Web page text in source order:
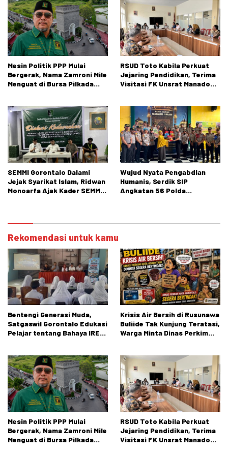
Mesin Politik PPP Mulai
Bergerak, Nama Zamroni Mile
Menguat di Bursa Pilkada
RSUD Toto Kabila Perkuat
Jejaring Pendidikan, Terima
Visitasi FK Unsrat Manado
SEMMI Gorontalo Dalami
Jejak Syarikat Islam, Ridwan
Monoarfa Ajak Kader SEMMI
Wujud Nyata Pengabdian
Humanis, Serdik SIP
Angkatan 56 Polda
Rekomendasi untuk kamu
Bentengi Generasi Muda,
Satgaswil Gorontalo Edukasi
Pelajar tentang Bahaya IRET,
Krisis Air Bersih di Rusunawa
Buliide Tak Kunjung Teratasi,
Warga Minta Dinas Perkim
Mesin Politik PPP Mulai
Bergerak, Nama Zamroni Mile
Menguat di Bursa Pilkada
RSUD Toto Kabila Perkuat
Jejaring Pendidikan, Terima
Visitasi FK Unsrat Manado